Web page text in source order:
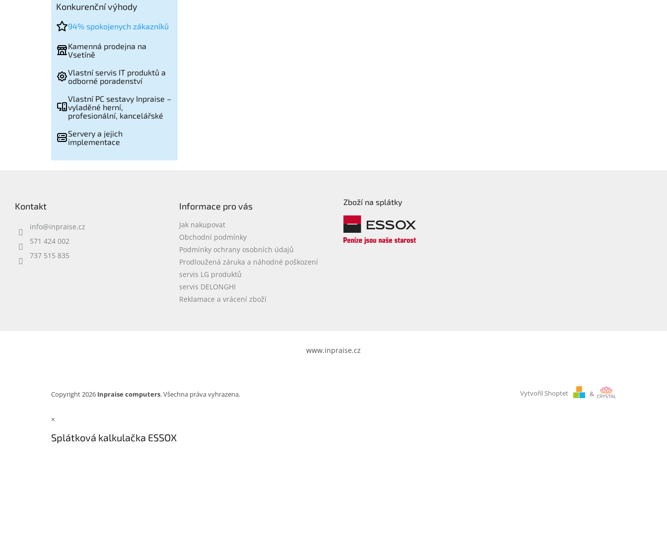
Konkurenční výhody
94% spokojenych zákazníků
Kamenná prodejna na
Vsetíně
Vlastní servis IT produktů a
odborné poradenství
Vlastní PC sestavy Inpraise –
vyladěné herní,
profesionální, kancelářské
Servery a jejich
implementace
Kontakt
info@inpraise.cz
571 424 002
737 515 835
Informace pro vás
Jak nakupovat
Obchodní podmínky
Podmínky ochrany osobních údajů
Prodloužená záruka a náhodné poškození
servis LG produktů
servis DELONGHI
Reklamace a vrácení zboží
Zboží na splátky
www.inpraise.cz
Vytvořil Shoptet &
Copyright 2026 Inpraise computers. Všechna práva vyhrazena.
×
Splátková kalkulačka ESSOX